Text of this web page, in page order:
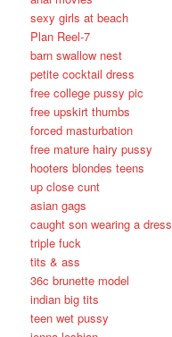
sexy girls at beach
Plan Reel-7
barn swallow nest
petite cocktail dress
free college pussy pic
free upskirt thumbs
forced masturbation
free mature hairy pussy
hooters blondes teens
up close cunt
asian gags
caught son wearing a dress
triple fuck
tits & ass
36c brunette model
indian big tits
teen wet pussy